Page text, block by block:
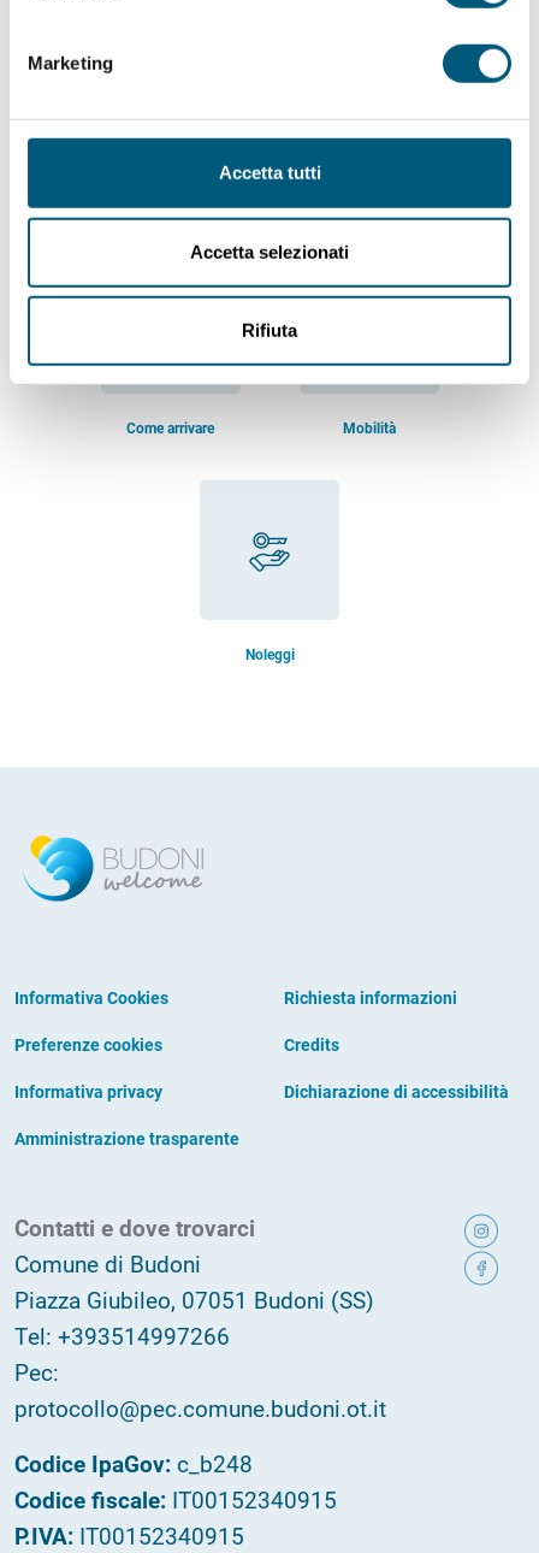
Marketing
Accetta tutti
Accetta selezionati
Rifiuta
Come arrivare Mobilità
Noleggi
Informativa Cookies
Preferenze cookies
Informativa privacy
Amministrazione trasparente
Richiesta informazioni
Credits
Dichiarazione di accessibilità
Contatti e dove trovarci
Comune di Budoni
Piazza Giubileo, 07051 Budoni (SS)
Tel: +393514997266
Pec:
protocollo@pec.comune.budoni.ot.it
Codice IpaGov: c_b248
Codice fiscale: IT00152340915
P.IVA: IT00152340915